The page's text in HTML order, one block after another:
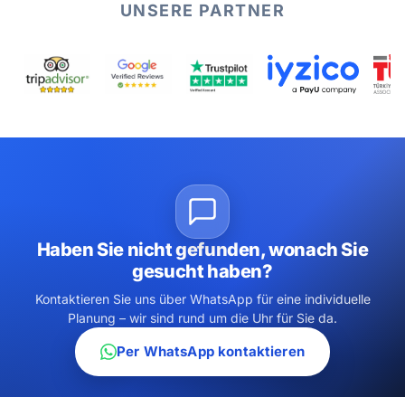
UNSERE PARTNER
Haben Sie nicht gefunden, wonach Sie
gesucht haben?
Kontaktieren Sie uns über WhatsApp für eine individuelle
Planung – wir sind rund um die Uhr für Sie da.
Per WhatsApp kontaktieren